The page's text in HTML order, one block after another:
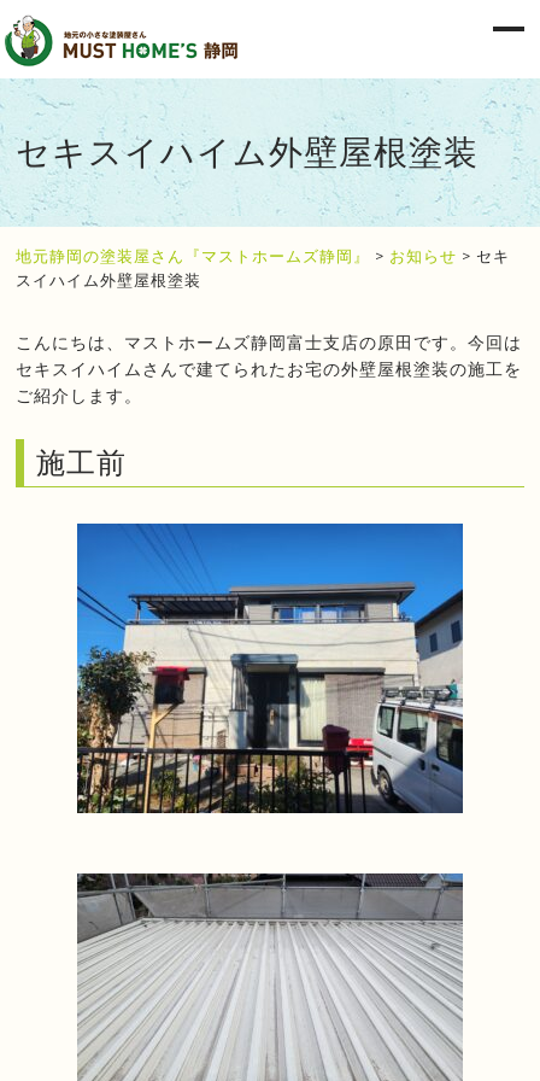
セキスイハイム外壁屋根塗装
地元静岡の塗装屋さん『マストホームズ静岡』 > お知らせ > セキ
スイハイム外壁屋根塗装
こんにちは、マストホームズ静岡富士支店の原田です。今回は
セキスイハイムさんで建てられたお宅の外壁屋根塗装の施工を
ご紹介します。
施工前